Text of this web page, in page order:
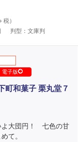
税）
判型：文庫判
電子版
町和菓子 栗丸堂７
よ大団円！ 七色の甘
て。